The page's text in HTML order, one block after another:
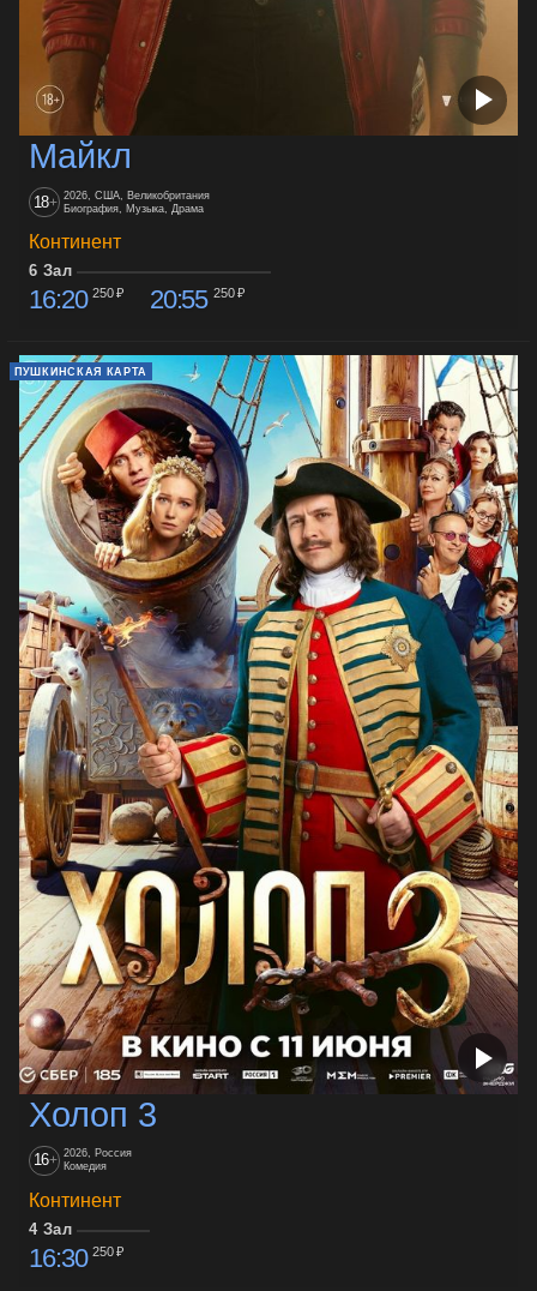
Майкл
18+ 2026, США, Великобритания
Биография, Музыка, Драма
Континент
6 Зал
16:20 250 ₽ 20:55 250 ₽
ПУШКИНСКАЯ КАРТА
Холоп 3
16+ 2026, Россия
Комедия
Континент
4 Зал
16:30 250 ₽